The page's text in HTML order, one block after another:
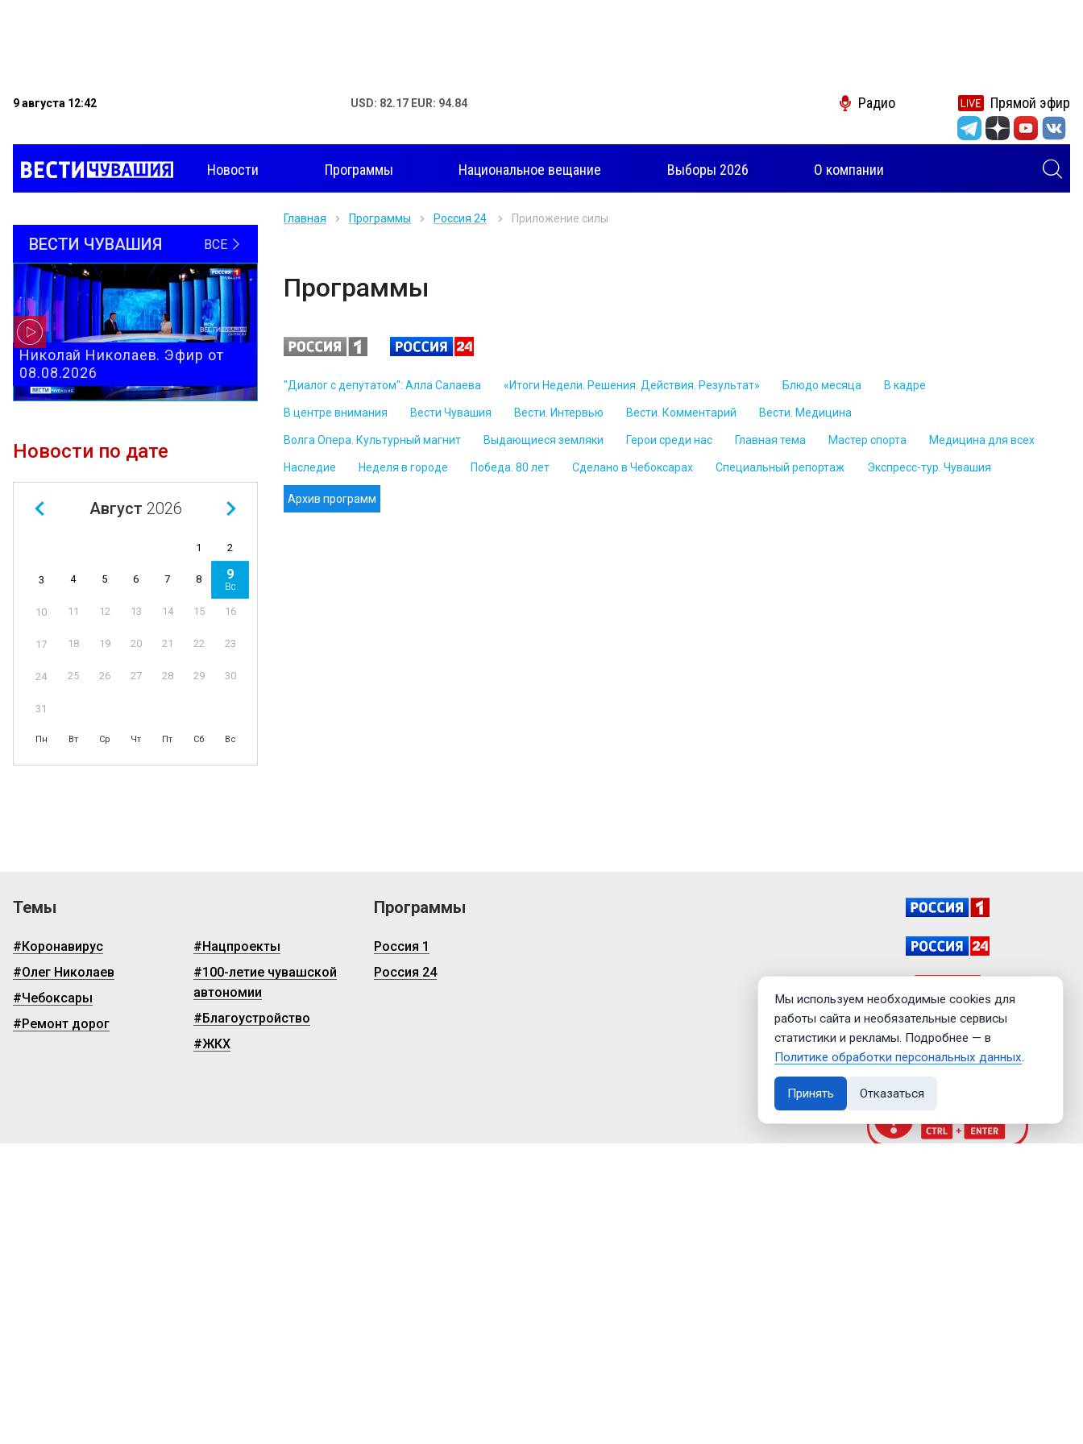
9 августа 12:42 USD: 82.17 EUR: 94.84 Радио Прямой эфир
Новости Программы Национальное вещание Выборы 2026 О компании
ВЕСТИ ЧУВАШИЯ ВСЕ
Николай Николаев. Эфир от
08.08.2026
Новости по дате
Август 2026
Пн Вт Ср Чт Пт Сб Вс
1 2
3 4 5 6 7 8 9
Вс
10 11 12 13 14 15 16
17 18 19 20 21 22 23
24 25 26 27 28 29 30
31
Главная Программы Россия 24 Приложение силы
Программы
"Диалог с депутатом": Алла Салаева «Итоги Недели. Решения. Действия. Результат» Блюдо месяца В кадре
В центре внимания Вести Чувашия Вести. Интервью Вести. Комментарий Вести. Медицина
Волга Опера. Культурный магнит Выдающиеся земляки Герои среди нас Главная тема Мастер спорта Медицина для всех
Наследие Неделя в городе Победа. 80 лет Сделано в Чебоксарах Специальный репортаж Экспресс-тур. Чувашия
Архив программ
Темы
#Коронавирус
#Олег Николаев
#Чебоксары
#Ремонт дорог
#Нацпроекты
#100-летие чувашской
автономии
#Благоустройство
#ЖКХ
Программы
Россия 1
Россия 24
Мы используем необходимые cookies для
работы сайта и необязательные сервисы
статистики и рекламы. Подробнее — в
Политике обработки персональных данных.
Принять Отказаться